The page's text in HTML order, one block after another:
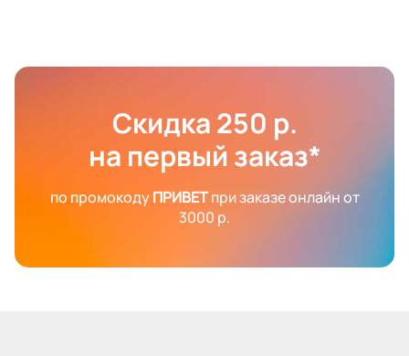
Скидка 250 р.
на первый заказ*
по промокодуПРИВЕТпри заказе онлайн от
3000 р.